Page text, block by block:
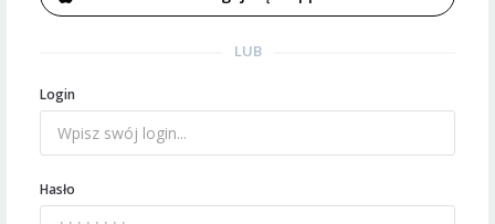
LUB
Login
Hasło